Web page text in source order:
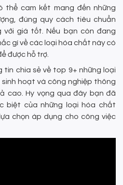
thể cam kết mang đến những
đúng quy cách tiêu chuẩn
với giá tốt. Nếu bạn còn đang
gì về các loại hóa chất này có
được hỗ trợ.
tin chia sẻ về top 9+ những loại
hoạt và công nghiệp thông
cao. Hy vọng qua đây bạn đã
biệt của những loại hóa chất
chọn áp dụng cho công việc